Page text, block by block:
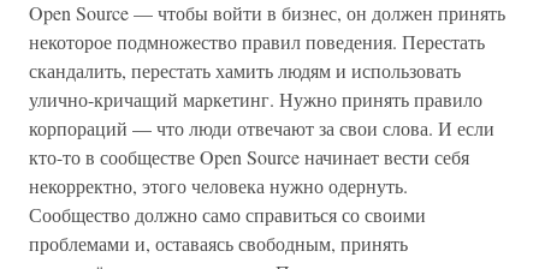
Open Source — чтобы войти в бизнес, он должен принять
некоторое подмножество правил поведения. Перестать
скандалить, перестать хамить людям и использовать
улично-кричащий маркетинг. Нужно принять правило
корпораций — что люди отвечают за свои слова. И если
кто-то в сообществе Open Source начинает вести себя
некорректно, этого человека нужно одернуть.
Сообщество должно само справиться со своими
проблемами и, оставаясь свободным, принять